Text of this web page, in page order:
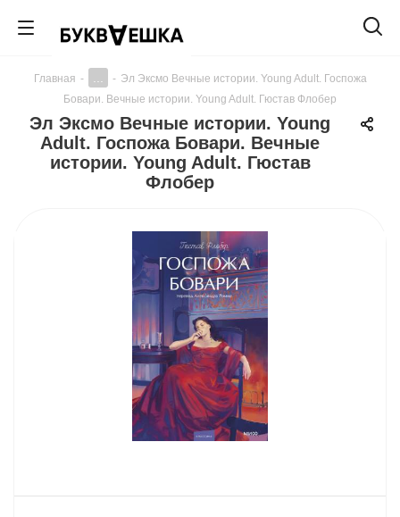
Главная - - Эл Эксмо Вечные истории. Young Adult. Госпожа
Бовари. Вечные истории. Young Adult. Гюстав Флобер
Эл Эксмо Вечные истории. Young
Adult. Госпожа Бовари. Вечные
истории. Young Adult. Гюстав
Флобер